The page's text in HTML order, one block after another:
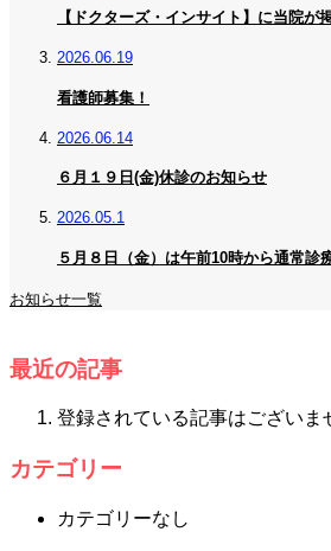
【ドクターズ・インサイト】に当院が
2026.06.19
看護師募集！
2026.06.14
６月１９日(金)休診のお知らせ
2026.05.1
５月８日（金）は午前10時から通常診
お知らせ一覧
最近の記事
登録されている記事はございま
カテゴリー
カテゴリーなし